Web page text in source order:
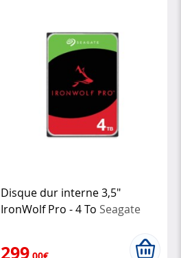
Disque dur interne 3,5"
IronWolf Pro - 4 To Seagate
299,00€